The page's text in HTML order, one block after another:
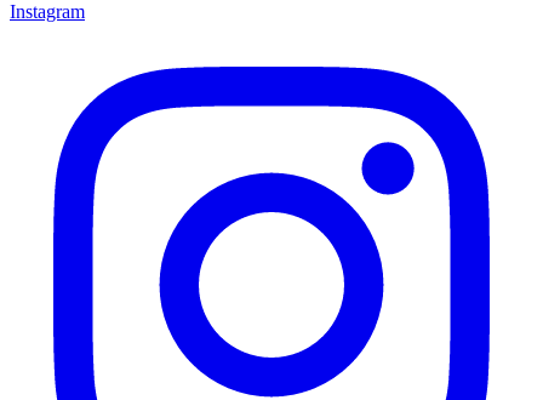
Instagram